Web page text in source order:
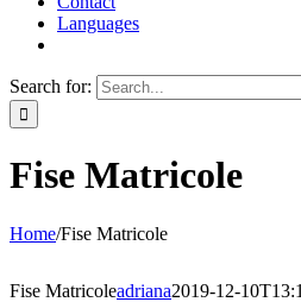
Languages
Search for:
Fise Matricole
Home/Fise Matricole
Fise Matricoleadriana2019-12-